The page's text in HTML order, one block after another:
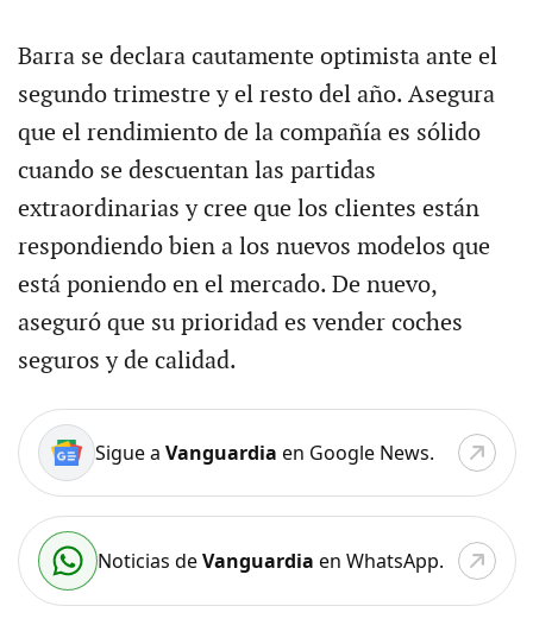
Barra se declara cautamente optimista ante el
segundo trimestre y el resto del año. Asegura
que el rendimiento de la compañía es sólido
cuando se descuentan las partidas
extraordinarias y cree que los clientes están
respondiendo bien a los nuevos modelos que
está poniendo en el mercado. De nuevo,
aseguró que su prioridad es vender coches
seguros y de calidad.
Sigue a Vanguardia en Google News.
Noticias deVanguardia en WhatsApp.